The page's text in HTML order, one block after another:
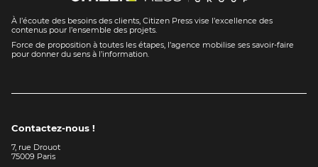
À l’écoute des besoins des clients, Citizen Press vise l’excellence des
contenus pour l’ensemble des projets.
Force de proposition à toutes les étapes, l’agence mobilise ses savoir-faire
pour donner du sens à l’information.
Contactez-nous !
7, rue Drouot
75009 Paris